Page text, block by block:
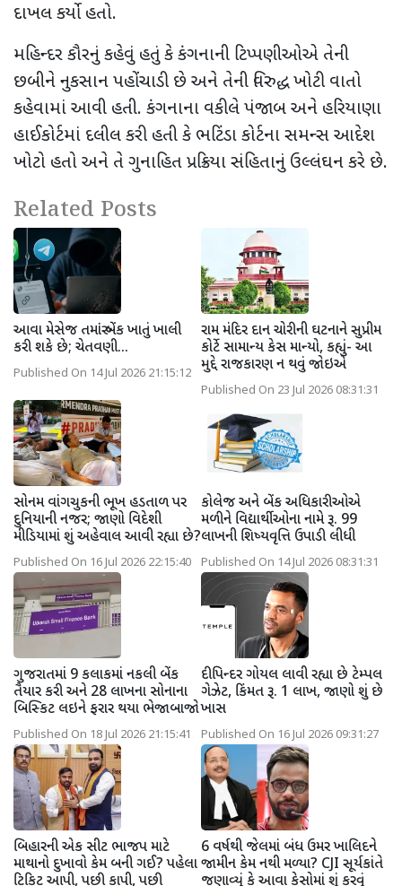
દાખલ કર્યો હતો.
મહિન્દર કૌરનું કહેવું હતું કે કંગનાની ટિપ્પણીઓએ તેની
છબીને નુકસાન પહોંચાડી છે અને તેની વિરુદ્ધ ખોટી વાતો
કહેવામાં આવી હતી. કંગનાના વકીલે પંજાબ અને હરિયાણા
હાઈકોર્ટમાં દલીલ કરી હતી કે ભટિંડા કોર્ટના સમન્સ આદેશ
ખોટો હતો અને તે ગુનાહિત પ્રક્રિયા સંહિતાનું ઉલ્લંઘન કરે છે.
Related Posts
આવા મેસેજ તમારું બેંક ખાતું ખાલી
કરી શકે છે; ચેતવણી...
Published On 14 Jul 2026 21:15:12
રામ મંદિર દાન ચોરીની ઘટનાને સુપ્રીમ
કોર્ટે સામાન્ય કેસ માન્યો, કહ્યું- આ
મુદ્દે રાજકારણ ન થવું જોઇએ
Published On 23 Jul 2026 08:31:31
સોનમ વાંગચુકની ભૂખ હડતાળ પર
દુનિયાની નજર; જાણો વિદેશી
મીડિયામાં શું અહેવાલ આવી રહ્યા છે?
Published On 16 Jul 2026 22:15:40
કોલેજ અને બેંક અધિકારીઓએ
મળીને વિદ્યાર્થીઓના નામે રૂ. 99
લાખની શિષ્યવૃત્તિ ઉપાડી લીધી
Published On 14 Jul 2026 08:31:31
ગુજરાતમાં 9 કલાકમાં નકલી બેંક
તૈયાર કરી અને 28 લાખના સોનાના
બિસ્કિટ લઇને ફરાર થયા ભેજાબાજો
Published On 18 Jul 2026 21:15:41
દીપિન્દર ગોયલ લાવી રહ્યા છે ટેમ્પલ
ગેઝેટ, કિંમત રૂ. 1 લાખ, જાણો શું છે
ખાસ
Published On 16 Jul 2026 09:31:27
બિહારની એક સીટ ભાજપ માટે
માથાનો દુખાવો કેમ બની ગઈ? પહેલા
ટિકિટ આપી, પછી કાપી, પછી
6 વર્ષથી જેલમાં બંધ ઉમર ખાલિદને
જામીન કેમ નથી મળ્યા? CJI સૂર્યકાંતે
જણાવ્યું કે આવા કેસોમાં શું કરવું